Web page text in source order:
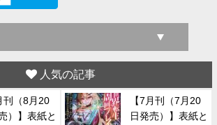
人気の記事
刊（8月20
）】表紙と
【7月刊（7月20
日発売）】表紙と